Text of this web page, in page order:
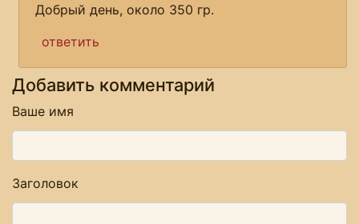
Добрый день, около 350 гр.
ответить
Добавить комментарий
Ваше имя
Заголовок